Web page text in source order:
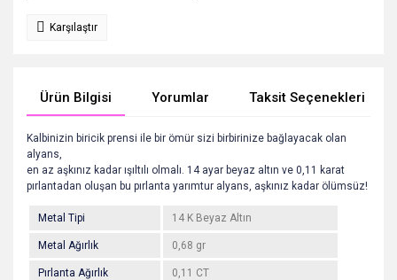
Karşılaştır
Ürün Bilgisi Yorumlar Taksit Seçenekleri
Kalbinizin biricik prensi ile bir ömür sizi birbirinize bağlayacak olan
alyans,
en az aşkınız kadar ışıltılı olmalı. 14 ayar beyaz altın ve 0,11 karat
pırlantadan oluşan bu pırlanta yarımtur alyans, aşkınız kadar ölümsüz!
Metal Tipi 14 K Beyaz Altın
Metal Ağırlık 0,68 gr
Pırlanta Ağırlık 0,11 CT